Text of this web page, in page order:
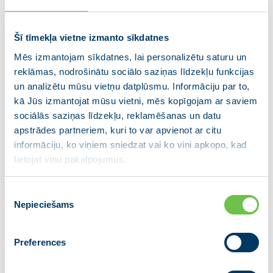
Šī tīmekļa vietne izmanto sīkdatnes
Mēs izmantojam sīkdatnes, lai personalizētu saturu un
reklāmas, nodrošinātu sociālo saziņas līdzekļu funkcijas
un analizētu mūsu vietņu datplūsmu. Informāciju par to,
kā Jūs izmantojat mūsu vietni, mēs kopīgojam ar saviem
sociālās saziņas līdzekļu, reklamēšanas un datu
apstrādes partneriem, kuri to var apvienot ar citu
informāciju, ko viņiem sniedzat vai ko viņi apkopo, kad
lietojat viņu pakalpojumus.
izvēle
Nepieciešams
Preferences
pazudušiem bērniem u.c. gadījumiem.
Šūnu apraide paredz šādus agrīnās brīdināšanas
paziņojumu veidus:
Sarkanais brīdinājums (Presidential Alerts)
Oranžais brīdinājums (Extreme Alerts)
Dzeltenais brīdinājums (Severe Alerts)
Bērna pazušanas brīdinājums (Missing Child Alerts)
Apdraudējuma beigas (End of Threat Alerts)
Mācību brīdinājums (Exercise Alerts)
SMS ziņas. Mobilajos telefonos agrīnās brīdināšanas
paziņojumi tiks rādīti speciālā formātā ar atšķirīgu
citiem tālruņiem. Šie paziņojumi atšķirsies no